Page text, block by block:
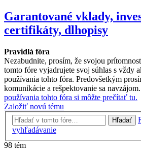
Garantované vklady,
certifikáty, dlhopisy
Pravidlá fóra
Nezabudnite, prosím, že svojou
tomto fóre vyjadrujete svoj súhlas s vždy
používania tohto fóra. Predovšetkým
komunikácie a rešpektovanie sa navzájom.
používania tohto fóra si môžte prečítať tu.
Založiť novú tému
Hľadať
vyhľadávanie
98 tém